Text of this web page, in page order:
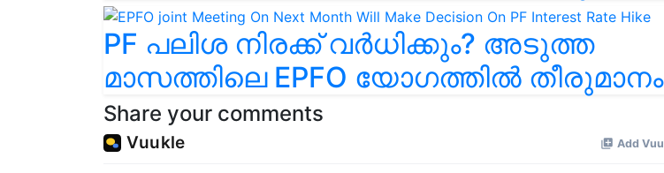
PF പലിശ നിരക്ക് വർധിക്കും? അടുത്ത
മാസത്തിലെ EPFO യോഗത്തിൽ തീരുമാനം
Share your comments